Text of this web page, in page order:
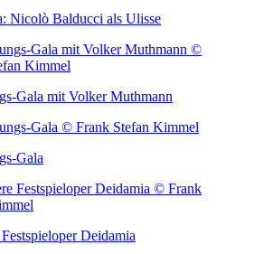
Nicolò Balducci als Ulisse
Gala mit Volker Muthmann
Gala
Deidamia